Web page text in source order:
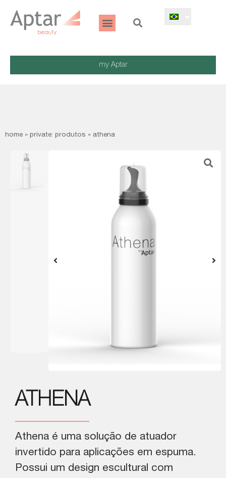
my Aptar
home » private: produtos » athena
ATHENA
Athena é uma solução de atuador
invertido para aplicações em espuma.
Possui um design escultural com